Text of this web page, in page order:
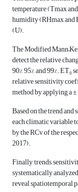
temperature (Tmax
humidity (RHmax and
(U).
The Modified
detect the relative
90%, 95%, and 99%.
relative sensitivity
method by applying a
Based on the trend
each climatic variable
by the RCv of the
2017).
Finally, trends,
systematically
reveal spatiotemporal